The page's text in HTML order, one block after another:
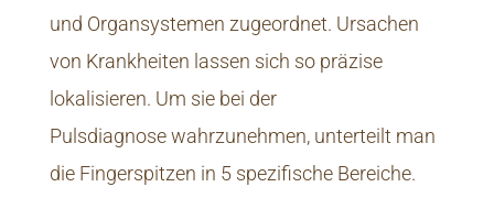
und Organsystemen zugeordnet. Ursachen
von Krankheiten lassen sich so präzise
lokalisieren. Um sie bei der
Pulsdiagnose wahrzunehmen, unterteilt man
die Fingerspitzen in 5 spezifische Bereiche.